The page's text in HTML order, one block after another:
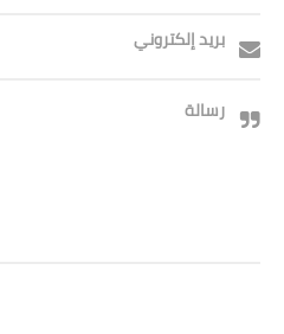
بريد إلكتروني
رسالة